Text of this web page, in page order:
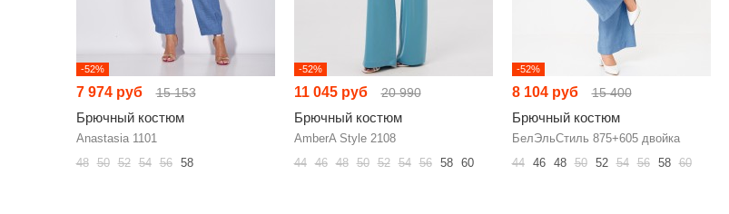
-52%
7 974 руб 15 153
Брючный костюм
Anastasia 1101
48 50 52 54 56 58
-52%
11 045 руб 20 990
Брючный костюм
AmberA Style 2108
44 46 48 50 52 54 56 58 60
-52%
8 104 руб 15 400
Брючный костюм
БелЭльСтиль 875+605 двойка
44
46 48 50 52 54 56 58 60